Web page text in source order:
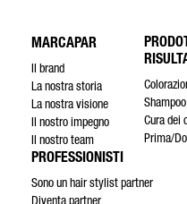
MARCAPAR
Il brand
La nostra storia
La nostra visione
Il nostro impegno
Il nostro team
Shampoo
Cura dei
Prima/
PROFESSIONISTI
Sono un hair stylist partner